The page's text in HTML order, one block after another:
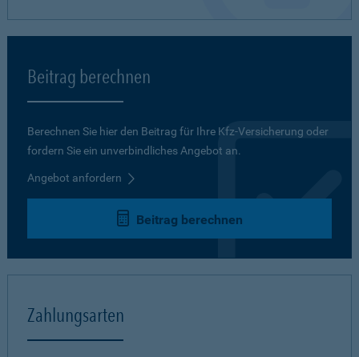
Beitrag berechnen
Berechnen Sie hier den Beitrag für Ihre Kfz-Versicherung oder
fordern Sie ein unverbindliches Angebot an.
Angebot anfordern
Beitrag berechnen
Zahlungsarten